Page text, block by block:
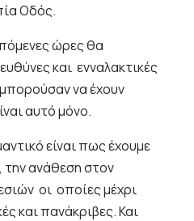
Οδός.
ώρες θα
και ενναλακτικές
να έχουν
αυτό μόνο.
είναι πως έχουμε
την ανάθεση στον
οι οποίες μέχρι
και πανάκριβες. Και